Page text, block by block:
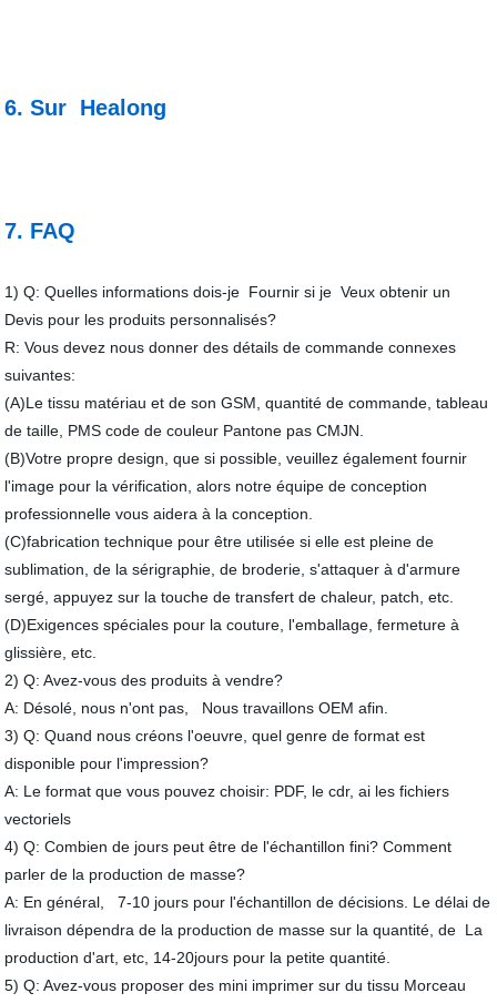
6. Sur Healong
7. FAQ
1) Q: Quelles informations dois-je Fournir si je Veux obtenir un
Devis pour les produits personnalisés?
R: Vous devez nous donner des détails de commande connexes
suivantes:
(A)Le tissu matériau et de son GSM, quantité de commande, tableau
de taille, PMS code de couleur Pantone pas CMJN.
(B)Votre propre design, que si possible, veuillez également fournir
l'image pour la vérification, alors notre équipe de conception
professionnelle vous aidera à la conception.
(C)fabrication technique pour être utilisée si elle est pleine de
sublimation, de la sérigraphie, de broderie, s'attaquer à d'armure
sergé, appuyez sur la touche de transfert de chaleur, patch, etc.
(D)Exigences spéciales pour la couture, l'emballage, fermeture à
glissière, etc.
2) Q: Avez-vous des produits à vendre?
A: Désolé, nous n'ont pas, Nous travaillons OEM afin.
3) Q: Quand nous créons l'oeuvre, quel genre de format est
disponible pour l'impression?
A: Le format que vous pouvez choisir: PDF, le cdr, ai les fichiers
vectoriels
4) Q: Combien de jours peut être de l'échantillon fini? Comment
parler de la production de masse?
A: En général, 7-10 jours pour l'échantillon de décisions. Le délai de
livraison dépendra de la production de masse sur la quantité, de La
production d'art, etc, 14-20jours pour la petite quantité.
5) Q: Avez-vous proposer des mini imprimer sur du tissu Morceau